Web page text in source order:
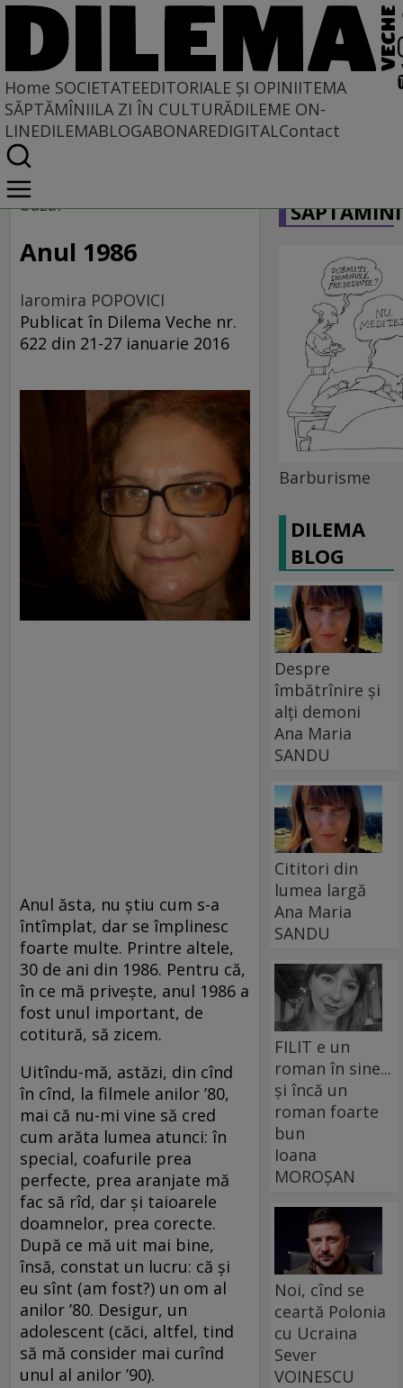
Home SOCIETATEEDITORIALE ȘI OPINIITEMA
SĂPTĂMÎNIILA ZI ÎN CULTURĂDILEME ON-
LINEDILEMABLOGABONAREDIGITALContact
Home
Societate
bazar
Anul 1986
Iaromira POPOVICI
Publicat în Dilema Veche nr.
622 din 21-27 ianuarie 2016
Anul ăsta, nu știu cum s-a
întîmplat, dar se împlinesc
foarte multe. Printre altele,
30 de ani din 1986. Pentru că,
în ce mă privește, anul 1986 a
fost unul important, de
cotitură, să zicem.
Uitîndu-mă, astăzi, din cînd
în cînd, la filmele anilor ’80,
mai că nu-mi vine să cred
cum arăta lumea atunci: în
special, coafurile prea
perfecte, prea aranjate mă
fac să rîd, dar și taioarele
doamnelor, prea corecte.
După ce mă uit mai bine,
însă, constat un lucru: că și
eu sînt (am fost?) un om al
anilor ’80. Desigur, un
adolescent (căci, altfel, tind
să mă consider mai curînd
unul al anilor ’90).
Barburisme
DILEMA
BLOG
Despre
îmbătrînire și
alți demoni
Ana Maria
SANDU
Cititori din
lumea largă
Ana Maria
SANDU
FILIT e un
roman în sine...
și încă un
roman foarte
bun
Ioana
MOROȘAN
Noi, cînd se
ceartă Polonia
cu Ucraina
Sever
VOINESCU